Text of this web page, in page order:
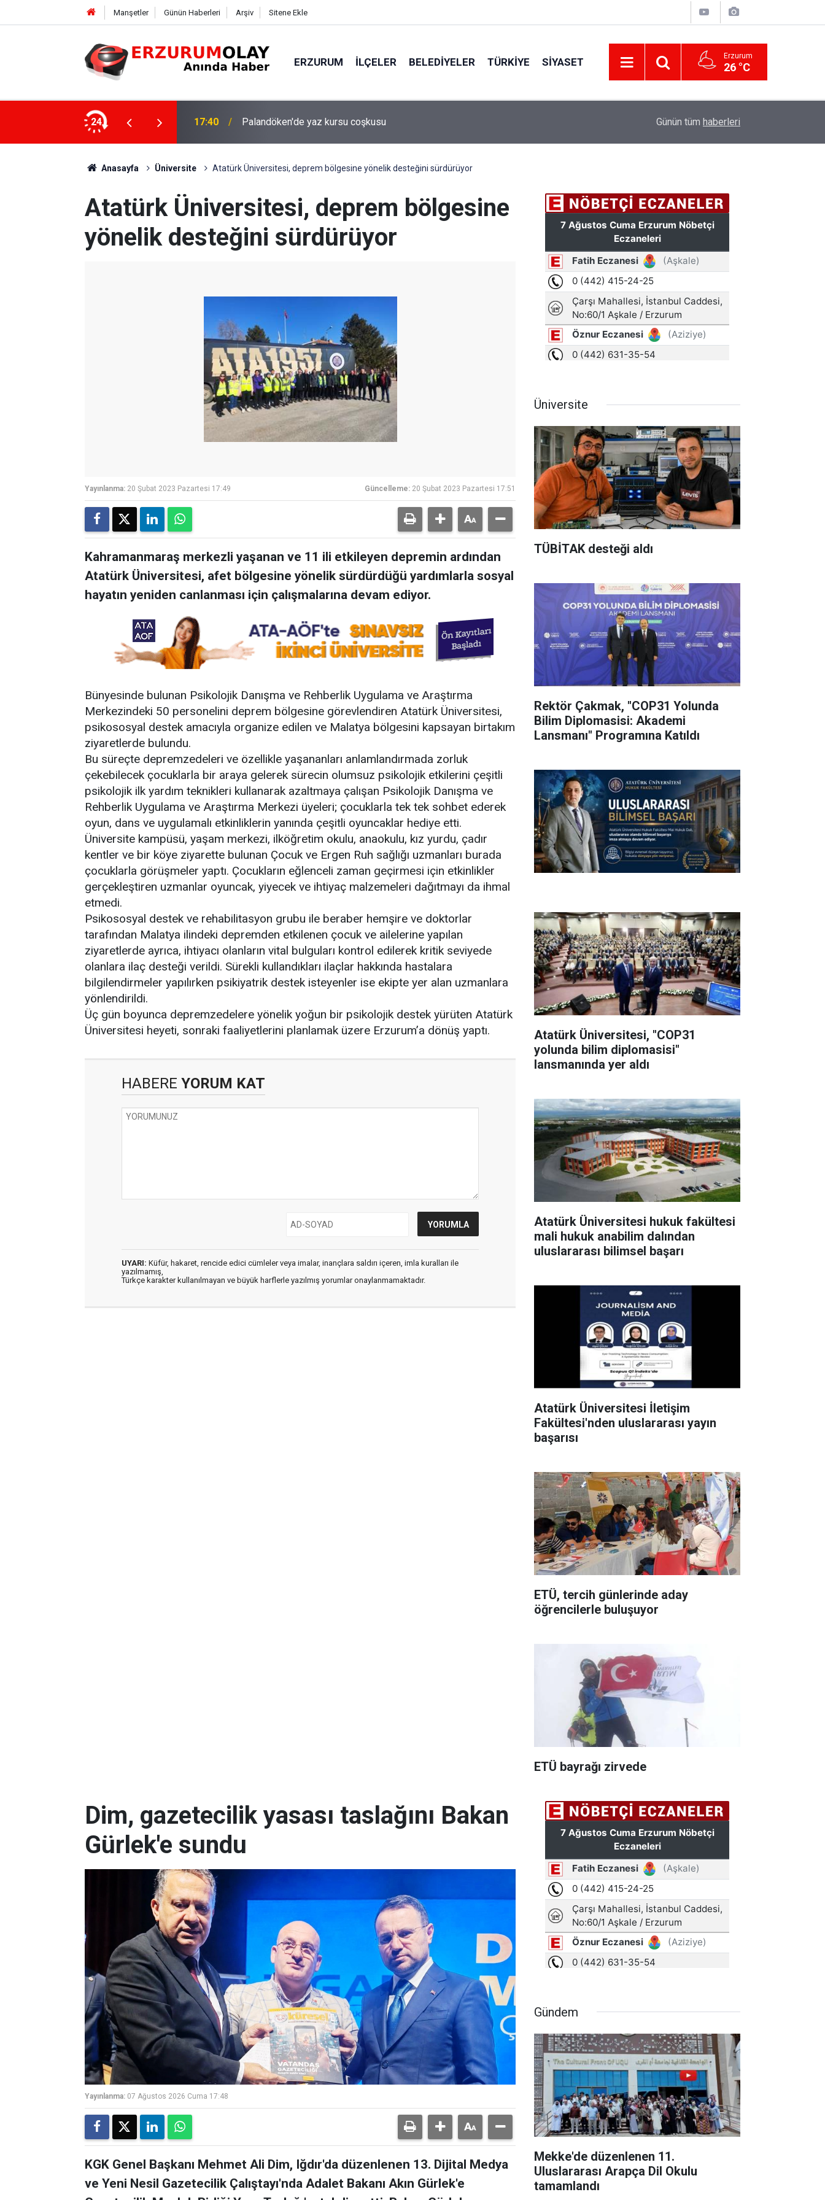
Manşetler Günün Haberleri Arşiv Sitene Ekle
ERZURUM İLÇELER BELEDIYELER TÜRKIYE SIYASET Erzurum
26 °C
24 17:37 TÜBİTAK desteği aldı Erzurum’da gıda ve yem işletmelerine sıkı
Günün tüm haberleri
Anasayfa Üniversite Atatürk Üniversitesi, deprem bölgesine yönelik desteğini sürdürüyor
Atatürk Üniversitesi, deprem bölgesine
yönelik desteğini sürdürüyor
Yayınlanma: 20 Şubat 2023 Pazartesi 17:49 Güncelleme: 20 Şubat 2023 Pazartesi 17:51
Kahramanmaraş merkezli yaşanan ve 11 ili etkileyen depremin ardından
Atatürk Üniversitesi, afet bölgesine yönelik sürdürdüğü yardımlarla sosyal
hayatın yeniden canlanması için çalışmalarına devam ediyor.
Bünyesinde bulunan Psikolojik Danışma ve Rehberlik Uygulama ve Araştırma
Merkezindeki 50 personelini deprem bölgesine görevlendiren Atatürk Üniversitesi,
psikososyal destek amacıyla organize edilen ve Malatya bölgesini kapsayan birtakım
ziyaretlerde bulundu.
Bu süreçte depremzedeleri ve özellikle yaşananları anlamlandırmada zorluk
çekebilecek çocuklarla bir araya gelerek sürecin olumsuz psikolojik etkilerini çeşitli
psikolojik ilk yardım teknikleri kullanarak azaltmaya çalışan Psikolojik Danışma ve
Rehberlik Uygulama ve Araştırma Merkezi üyeleri; çocuklarla tek tek sohbet ederek
oyun, dans ve uygulamalı etkinliklerin yanında çeşitli oyuncaklar hediye etti.
Üniversite kampüsü, yaşam merkezi, ilköğretim okulu, anaokulu, kız yurdu, çadır
kentler ve bir köye ziyarette bulunan Çocuk ve Ergen Ruh sağlığı uzmanları burada
çocuklarla görüşmeler yaptı. Çocukların eğlenceli zaman geçirmesi için etkinlikler
gerçekleştiren uzmanlar oyuncak, yiyecek ve ihtiyaç malzemeleri dağıtmayı da ihmal
etmedi.
Psikososyal destek ve rehabilitasyon grubu ile beraber hemşire ve doktorlar
tarafından Malatya ilindeki depremden etkilenen çocuk ve ailelerine yapılan
ziyaretlerde ayrıca, ihtiyacı olanların vital bulguları kontrol edilerek kritik seviyede
olanlara ilaç desteği verildi. Sürekli kullandıkları ilaçlar hakkında hastalara
bilgilendirmeler yapılırken psikiyatrik destek isteyenler ise ekipte yer alan uzmanlara
yönlendirildi.
Üç gün boyunca depremzedelere yönelik yoğun bir psikolojik destek yürüten Atatürk
Üniversitesi heyeti, sonraki faaliyetlerini planlamak üzere Erzurum’a dönüş yaptı.
HABERE YORUM KAT
UYARI: Küfür, hakaret, rencide edici cümleler veya imalar, inançlara saldırı içeren, imla kuralları ile
yazılmamış,
Türkçe karakter kullanılmayan ve büyük harflerle yazılmış yorumlar onaylanmamaktadır.
Üniversite
TÜBİTAK desteği aldı
Rektör Çakmak, "COP31 Yolunda
Bilim Diplomasisi: Akademi
Lansmanı" Programına Katıldı
Atatürk Üniversitesi, "COP31
yolunda bilim diplomasisi"
lansmanında yer aldı
Atatürk Üniversitesi hukuk fakültesi
mali hukuk anabilim dalından
uluslararası bilimsel başarı
Atatürk Üniversitesi İletişim
Fakültesi'nden uluslararası yayın
başarısı
ETÜ, tercih günlerinde aday
öğrencilerle buluşuyor
ETÜ bayrağı zirvede
Dim, gazetecilik yasası taslağını Bakan
Gürlek'e sundu
Yayınlanma: 07 Ağustos 2026 Cuma 17:48
KGK Genel Başkanı Mehmet Ali Dim, Iğdır'da düzenlenen 13. Dijital Medya
ve Yeni Nesil Gazetecilik Çalıştayı'nda Adalet Bakanı Akın Gürlek'e
Gündem
Mekke'de düzenlenen 11.
Uluslararası Arapça Dil Okulu
tamamlandı